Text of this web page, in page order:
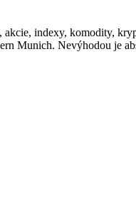
indexy, komodity,
Munich. Nevýhodou je